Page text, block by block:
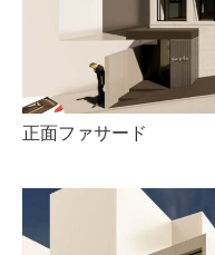
正面ファサード